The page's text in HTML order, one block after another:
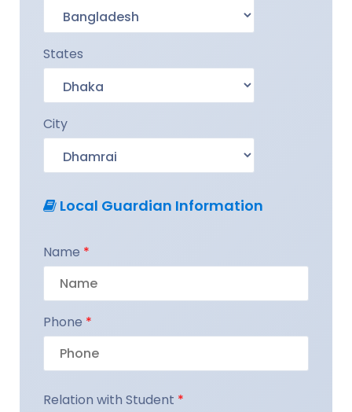
States
City
Local Guardian Information
Name *
Phone *
Relation with Student *